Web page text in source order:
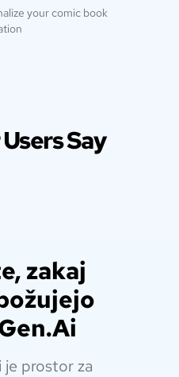
your comic book
Say
zakaj
je prostor za